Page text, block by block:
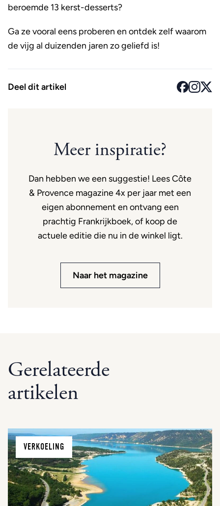
beroemde 13 kerst-desserts?
Ga ze vooral eens proberen en ontdek zelf waarom
de vijg al duizenden jaren zo geliefd is!
Deel dit artikel
Meer inspiratie?
Dan hebben we een suggestie! Lees Côte
& Provence magazine 4x per jaar met een
eigen abonnement en ontvang een
prachtig Frankrijkboek, of koop de
actuele editie die nu in de winkel ligt.
Naar het magazine
Gerelateerde
artikelen
VERKOELING